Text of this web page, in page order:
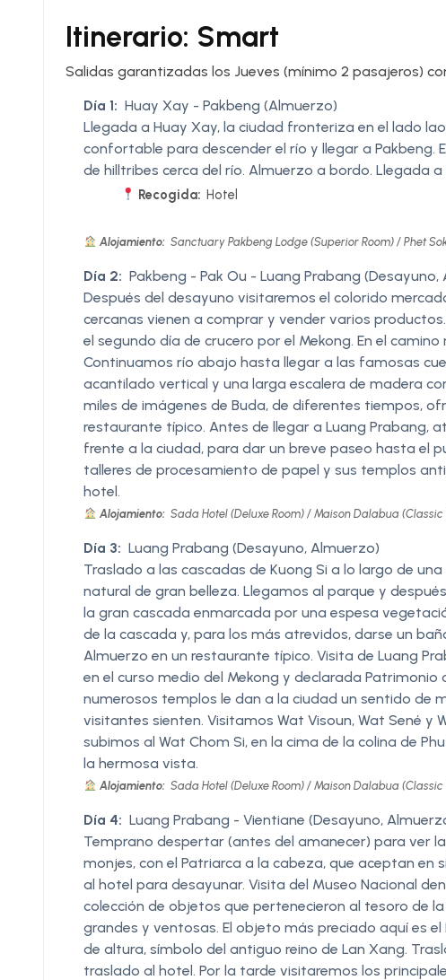
Itinerario: Smart
Salidas garantizadas los Jueves (mínimo 2 pasajeros)
Día 1: Huay Xay - Pakbeng (Almuerzo)
Llegada a Huay Xay, la ciudad fronteriza en el lado
confortable para descender el río y llegar a Pakbeng.
de hilltribes cerca del río. Almuerzo a bordo. Llegada
Recogida: Hotel
Alojamiento: Sanctuary Pakbeng Lodge (Superior Room) / Phet
Día 2: Pakbeng - Pak Ou - Luang Prabang (Desayuno,
Después del desayuno visitaremos el colorido
cercanas vienen a comprar y vender varios
el segundo día de crucero por el Mekong. En el
Continuamos río abajo hasta llegar a las famosas
acantilado vertical y una larga escalera de madera
miles de imágenes de Buda, de diferentes tiempos,
restaurante típico. Antes de llegar a Luang Prabang,
frente a la ciudad, para dar un breve paseo hasta el
talleres de procesamiento de papel y sus templos
hotel.
Alojamiento: Sada Hotel (Deluxe Room) / Maison Dalabua (Classic
Día 3: Luang Prabang (Desayuno, Almuerzo)
Traslado a las cascadas de Kuong Si a lo largo de
natural de gran belleza. Llegamos al parque y
la gran cascada enmarcada por una espesa
de la cascada y, para los más atrevidos, darse un
Almuerzo en un restaurante típico. Visita de Luang
en el curso medio del Mekong y declarada Patrimonio
numerosos templos le dan a la ciudad un sentido de
visitantes sienten. Visitamos Wat Visoun, Wat Sené y
subimos al Wat Chom Si, en la cima de la colina de
la hermosa vista.
Alojamiento: Sada Hotel (Deluxe Room) / Maison Dalabua (Classic
Día 4: Luang Prabang - Vientiane (Desayuno,
Temprano despertar (antes del amanecer) para ver
monjes, con el Patriarca a la cabeza, que aceptan en
al hotel para desayunar. Visita del Museo Nacional
colección de objetos que pertenecieron al tesoro de
grandes y ventosas. El objeto más preciado aquí es
de altura, símbolo del antiguo reino de Lan Xang.
traslado al hotel. Por la tarde visitaremos los